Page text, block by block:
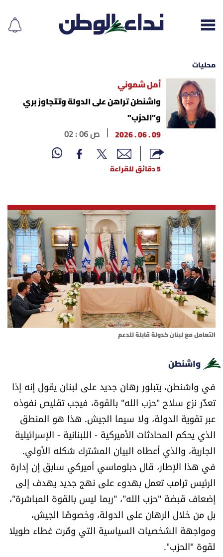
إقرأ الجريدة
لبنان
محليات
أسرار
متفرقات
نداء القرّاء
خاص الموقع
تحت المجهر
آراء
اقتصاد
العالم
الصحافة الإسرائيلية
ثقافة وفنون
فصل من كتاب
محليات
أمل شموني
واشنطن تراهن على الدولة وتتجاوز بري
و"الحزب"
09 . 06 . 2026
02 : 06 ص
5 دقائق للقراءة
التعامل مع لبنان كدولة قابلة للدعم
واشنطن
في واشنطن، يتبلور رهان جديد على لبنان يقول إنه إذا
تعذّر نزع سلاح "حزب الله" بالقوة، فيجب تقليص نفوذه
عبر تقوية الدولة، ولا سيما الجيش. هذا هو المنطق
الذي يحكم المحادثات الأميركية - اللبنانية - الإسرائيلية
الجارية، والذي أعطاه البيان المشترك شكله الأولي.
في هذا الإطار، قال دبلوماسي أميركي سابق إن إدارة
الرئيس ترامب تعمل بهدوء على نهج جديد يهدف إلى
إضعاف قبضة "حزب الله"، "ربما ليس بالقوة المباشرة"،
بل من خلال الرهان على الدولة، وخصوصًا الجيش،
ومواجهة الشخصيات السياسية التي وفّرت غطاء طويلا
لقوة "الحزب".